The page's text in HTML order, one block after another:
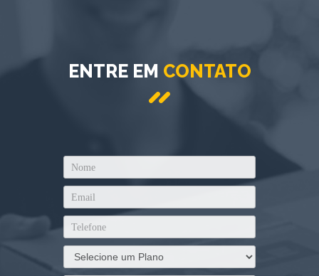
ENTRE EM CONTATO
Rastreio
Premium